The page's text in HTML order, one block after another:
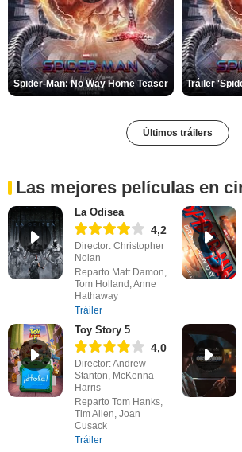
Spider-Man: No Way Home Teaser Tráiler
Últimos tráilers
Las mejores películas en
La Odisea
4,2
Director: Christopher
Nolan
Reparto Matt Damon,
Tom Holland, Anne
Hathaway
Tráiler
Toy Story 5
4,0
Director: Andrew
Stanton, McKenna
Harris
Reparto Tom Hanks,
Tim Allen, Joan
Cusack
Tráiler